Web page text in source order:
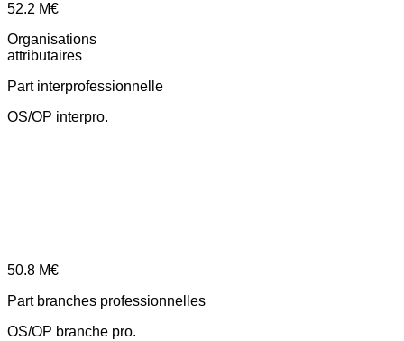
52.2 M€
Organisations
attributaires
Part interprofessionnelle
OS/OP interpro.
50.8 M€
Part branches professionnelles
OS/OP branche pro.